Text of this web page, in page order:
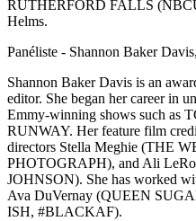
RUTHERFORD FALLS
Helms.
Panéliste - Shannon Baker
Shannon Baker Davis is an
editor. She began her career in
Emmy-winning shows such as
RUNWAY. Her feature film
directors Stella Meghie (THE
PHOTOGRAPH), and Ali
JOHNSON). She has worked
Ava DuVernay (QUEEN
ISH, #BLACKAF).